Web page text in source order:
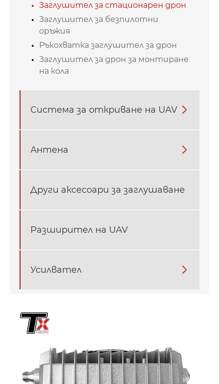
Заглушител за стационарен дрон
Заглушител за безпилотни
оръжия
Ръкохватка заглушител за дрон
Заглушител за дрон за монтиране
на кола
Система за откриване на UAV 
Антена 
Други аксесоари за заглушаване
Разширител на UAV
Усилвател 